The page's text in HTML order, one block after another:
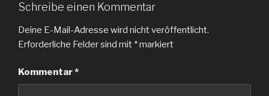
Schreibe einen Kommentar
Deine E-Mail-Adresse wird nicht veröffentlicht.
Erforderliche Felder sind mit *markiert
Kommentar*